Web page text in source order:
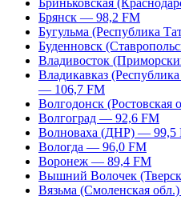
Бриньковская
Брянск — 98,2 FM
Бугульма (Республика
Буденновск
Владивосток
Владикавказ
— 106,7 FM
Волгодонск
Волгоград — 92,6 FM
Волноваха (ДНР) — 99,5
Вологда — 96,0 FM
Воронеж — 89,4 FM
Вышний Волочек
Вязьма (Смоленская